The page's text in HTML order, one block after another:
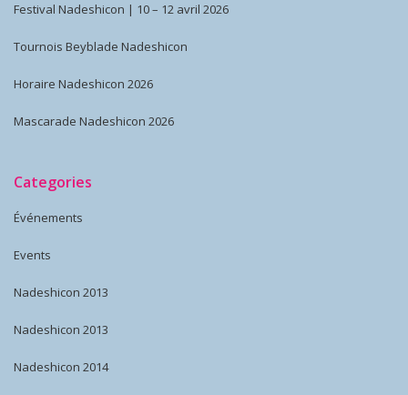
Festival Nadeshicon | 10 – 12 avril 2026
Tournois Beyblade Nadeshicon
Horaire Nadeshicon 2026
Mascarade Nadeshicon 2026
Categories
Événements
Events
Nadeshicon 2013
Nadeshicon 2013
Nadeshicon 2014